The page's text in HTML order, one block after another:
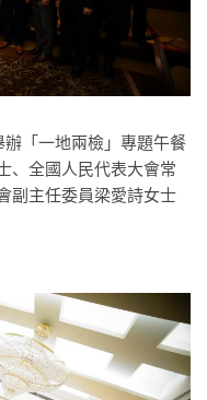
「一地兩檢」專題午餐
、全國人民代表大會常
副主任委員梁愛詩女士